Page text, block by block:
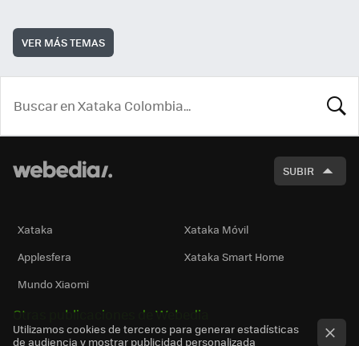
VER MÁS TEMAS
SUBIR
Xataka
Xataka Móvil
Applesfera
Xataka Smart Home
Mundo Xiaomi
Otras publicaciones de Webedia
Utilizamos cookies de terceros para generar estadísticas
de audiencia y mostrar publicidad personalizada